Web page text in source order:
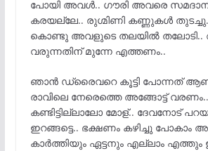
പോയി അവൾ.. ഗൗരി അവരെ
കരയല്ലേ.. രുഗ്മിണി കണ്ണുകൾ
കൊണ്ടു അവളുടെ തലയിൽ തലോടി..
വരുന്നതിന് മുന്നേ എത്തണം..
ഞാൻ ഡ്രൈവറെ കൂട്ടി പോന്നത്
രാവിലെ നേരെത്തെ അങ്ങോട്ട്‌
കണ്ടിട്ടില്ലാലോ മോള്.. ദേവനോട്
ഇറങ്ങട്ടെ.. ഭക്ഷണം കഴിച്ചു പോകാം
കാർത്തിയും ഏട്ടനും എല്ലാം എത്തും